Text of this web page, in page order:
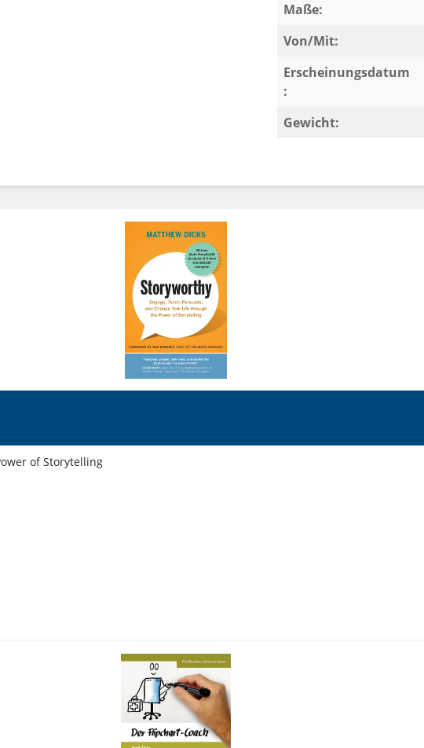
Maße:
Von/Mit:
Erscheinungsdatum
:
Gewicht:
of Storytelling